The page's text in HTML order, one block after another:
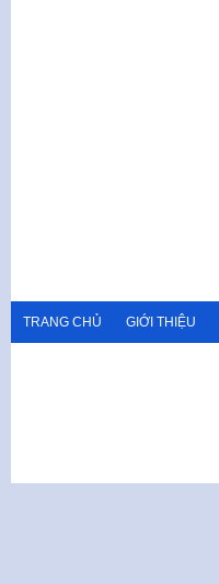
TRANG CHỦ GIỚI THIỆU